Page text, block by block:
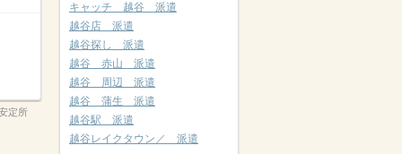
定所
キャッチ 越谷 派遣
越谷店 派遣
越谷探し 派遣
越谷 赤山 派遣
越谷 周辺 派遣
越谷 蒲生 派遣
越谷駅 派遣
越谷レイクタウン／ 派遣